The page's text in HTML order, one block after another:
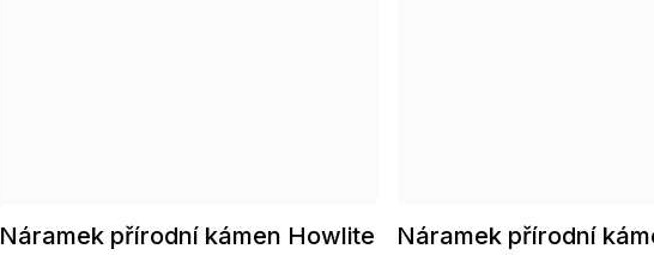
Náramek přírodní kámen Howlite
Náramek přírodní